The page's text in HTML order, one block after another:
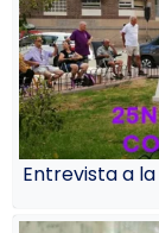
Entrevista a